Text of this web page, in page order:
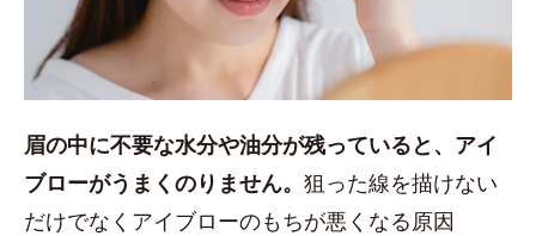
眉の中に不要な水分や油分が残っていると、アイ
ブローがうまくのりません。 狙った線を描けない
だけでなくアイブローのもちが悪くなる原因